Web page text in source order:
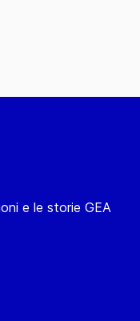
e le storie GEA